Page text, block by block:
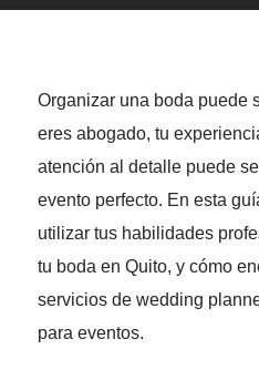
Organizar una boda puede
eres abogado, tu
atención al detalle puede
evento perfecto. En esta
utilizar tus habilidades
tu boda en Quito, y cómo
servicios de wedding
para eventos.